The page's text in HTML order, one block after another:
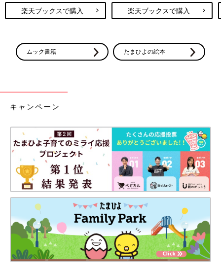
楽天ブックスで購入 楽天ブックスで購入
ムック書籍 たまひよの絵本
キャンペーン